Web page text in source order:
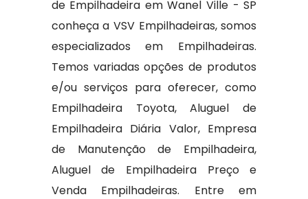
de Empilhadeira em Wanel Ville - SP
conheça a VSV Empilhadeiras, somos
especializados em Empilhadeiras.
Temos variadas opções de produtos
e/ou serviços para oferecer, como
Empilhadeira Toyota, Aluguel de
Empilhadeira Diária Valor, Empresa
de Manutenção de Empilhadeira,
Aluguel de Empilhadeira Preço e
Venda Empilhadeiras. Entre em